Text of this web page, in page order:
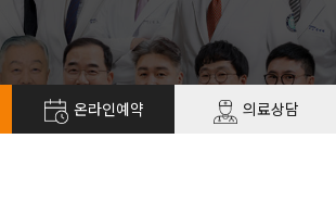
온라인예약 의료상담